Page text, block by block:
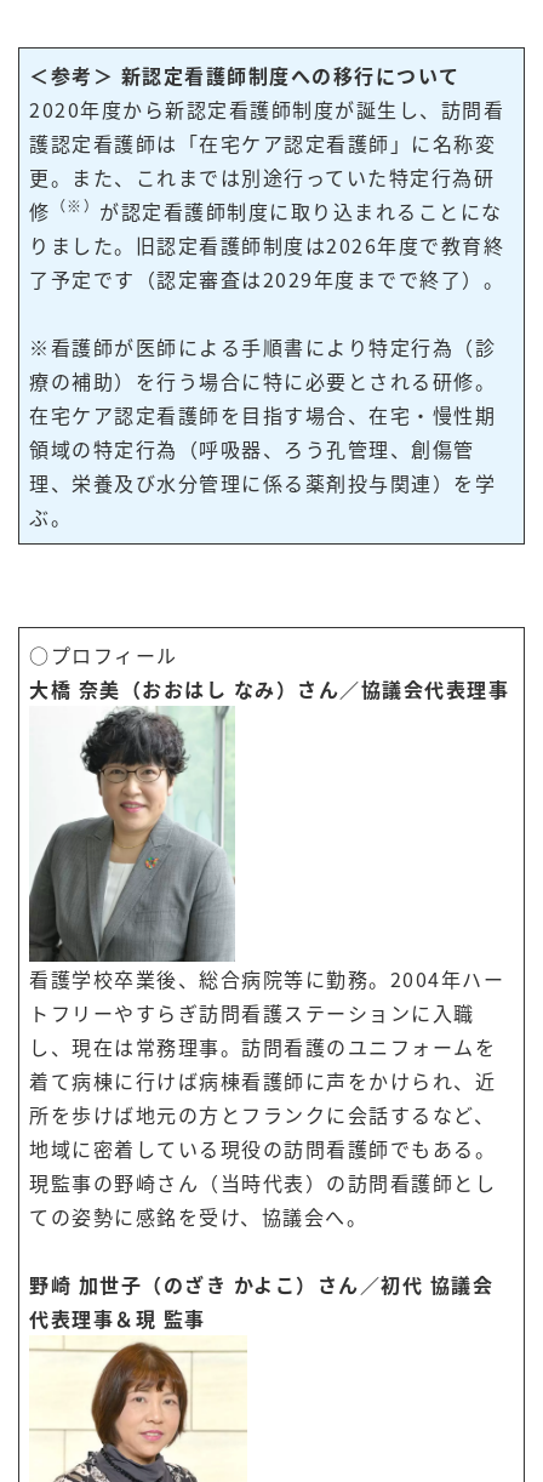
＜参考＞ 新認定看護師制度への移行について
2020年度から新認定看護師制度が誕生し、訪問看
護認定看護師は「在宅ケア認定看護師」に名称変
更。また、これまでは別途行っていた特定行為研
修 （※） が認定看護師制度に取り込まれることにな
りました。旧認定看護師制度は2026年度で教育終
了予定です（認定審査は2029年度までで終了）。
※看護師が医師による手順書により特定行為（診
療の補助）を行う場合に特に必要とされる研修。
在宅ケア認定看護師を目指す場合、在宅・慢性期
領域の特定行為（呼吸器、ろう孔管理、創傷管
理、栄養及び水分管理に係る薬剤投与関連）を学
ぶ。
○プロフィール
大橋 奈美（おおはし なみ）さん／協議会代表理事
看護学校卒業後、総合病院等に勤務。2004年ハー
トフリーやすらぎ訪問看護ステーションに入職
し、現在は常務理事。訪問看護のユニフォームを
着て病棟に行けば病棟看護師に声をかけられ、近
所を歩けば地元の方と フランクに会話するなど、
地域に密着している現役の訪問看護師でもある。
現監事の野崎さん（当時代表）の訪問看護師とし
ての姿勢に感銘を受け、協議会へ。
野崎 加世子（のざき かよこ）さん／初代 協議会
代表理事＆現 監事